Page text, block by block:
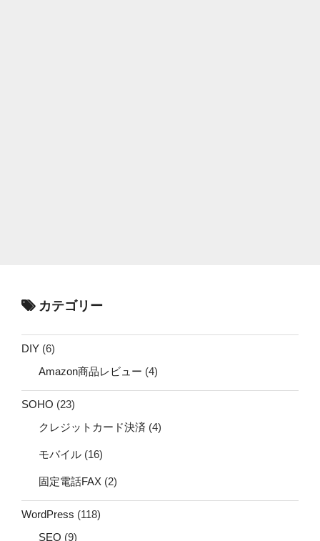
カテゴリー
DIY (6)
Amazon商品レビュー (4)
SOHO (23)
クレジットカード決済 (4)
モバイル (16)
固定電話FAX (2)
WordPress (118)
SEO (9)